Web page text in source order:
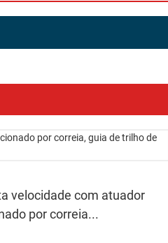
velocidade com atuador
por correia...